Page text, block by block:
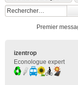
Premier
izentrop
Econologue expert